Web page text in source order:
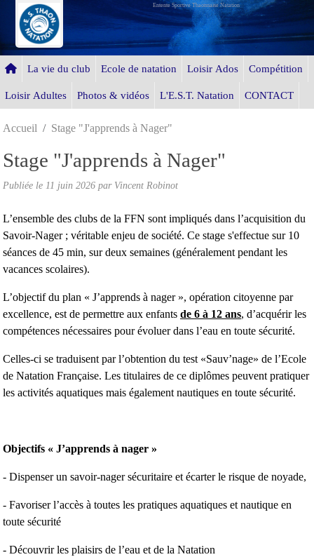
Entente Sportive Thaonnaise Natation
La vie du club Ecole de natation Loisir Ados Compétition
Loisir Adultes Photos & vidéos L'E.S.T. Natation CONTACT
Accueil Stage "J'apprends à Nager"
Stage "J'apprends à Nager"
Publiée le 11 juin 2026 par Vincent Robinot
L’ensemble des clubs de la FFN sont impliqués dans l’acquisition du
Savoir-Nager ; véritable enjeu de société. Ce stage s'effectue sur 10
séances de 45 min, sur deux semaines (généralement pendant les
vacances scolaires).
L’objectif du plan « J’apprends à nager », opération citoyenne par
excellence, est de permettre aux enfants de 6 à 12 ans, d’acquérir les
compétences nécessaires pour évoluer dans l’eau en toute sécurité.
Celles-ci se traduisent par l’obtention du test «Sauv’nage» de l’Ecole
de Natation Française. Les titulaires de ce diplômes peuvent pratiquer
les activités aquatiques mais également nautiques en toute sécurité.
Objectifs « J’apprends à nager »
- Dispenser un savoir-nager sécuritaire et écarter le risque de noyade,
- Favoriser l’accès à toutes les pratiques aquatiques et nautique en
toute sécurité
- Découvrir les plaisirs de l’eau et de la Natation
Panneau de gestion des cookies